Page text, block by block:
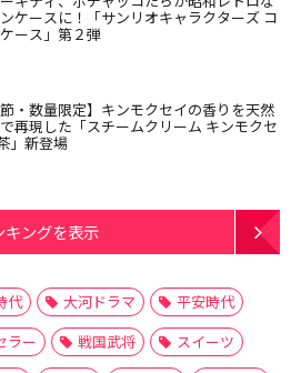
ケースに！「サンリオキャラクターズ コ
ース」第２弾
節・数量限定】キンモクセイの香りを天然
再現した「スチームクリーム キンモクセ
」新登場
キングを表示
代 大河ドラマ
平安時代
ラー 戦国武将
スイーツ